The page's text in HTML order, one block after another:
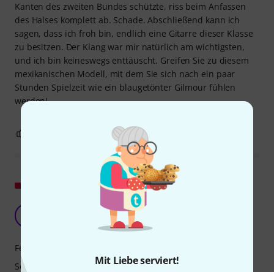
Mit Liebe serviert!
Kanten des zweiten Bundes schützte, riss beim Anfassen
des Halses komplett ab. Schade. Abschließend kann ich
sagen, dass ich froh bin, endlich eine Gitarre dieser Klasse
zu besitzen. Der Klang war mir natürlich am wichtigsten,
und ich bin keineswegs enttäuscht. Greifen Sie zu diesem
mexikanischen Modell, mit dem Sie sich nach ein paar
Stunden Spielzeit wie ein blaugetönter Gilmour fühlen
werden!
BEWERTUNG MELDEN
Original zeigen
Fender Player II AQB
Piotr70 07.07.2026
Features
Sound